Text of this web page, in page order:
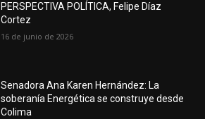
PERSPECTIVA POLÍTICA, Felipe Díaz
Cortez
16 de junio de 2026
Senadora Ana Karen Hernández: La
soberanía Energética se construye desde
Colima